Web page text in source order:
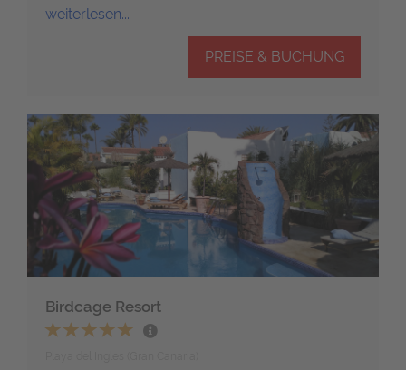
weiterlesen...
PREISE & BUCHUNG
Birdcage Resort